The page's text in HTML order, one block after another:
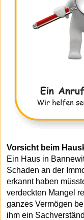
Vorsicht beim
Ein Haus in
Schaden an der
erkannt haben
verdeckten Mangel
ganzes Vermögen
ihm ein